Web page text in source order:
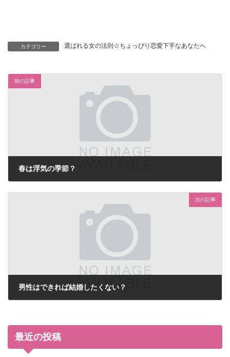
カテゴリー 選ばれる女の法則☆ちょっぴり恋愛下手なあなたへ
前の記事
春は浮気の季節？
次の記事
男性はできれば結婚したくない？
最近の投稿